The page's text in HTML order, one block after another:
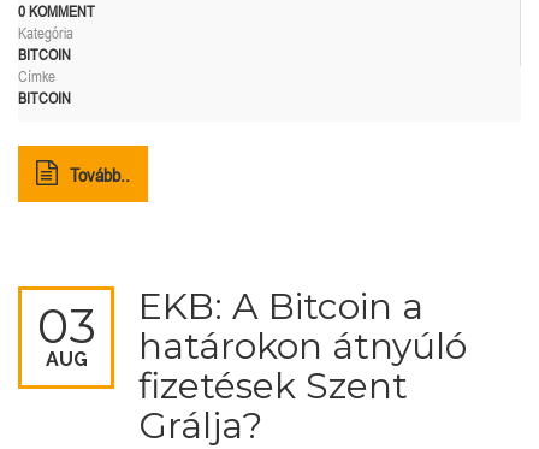
0 KOMMENT
Kategória
BITCOIN
Címke
BITCOIN
Tovább..
03
AUG
EKB: A Bitcoin a
határokon átnyúló
fizetések Szent
Grálja?